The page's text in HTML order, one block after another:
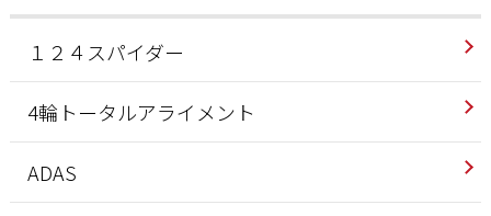
１２４スパイダー
4輪トータルアライメント
ADAS